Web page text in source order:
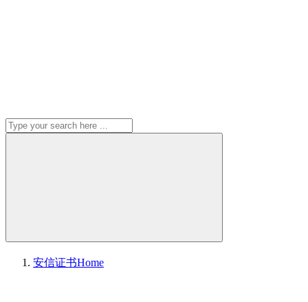
安信证书Home